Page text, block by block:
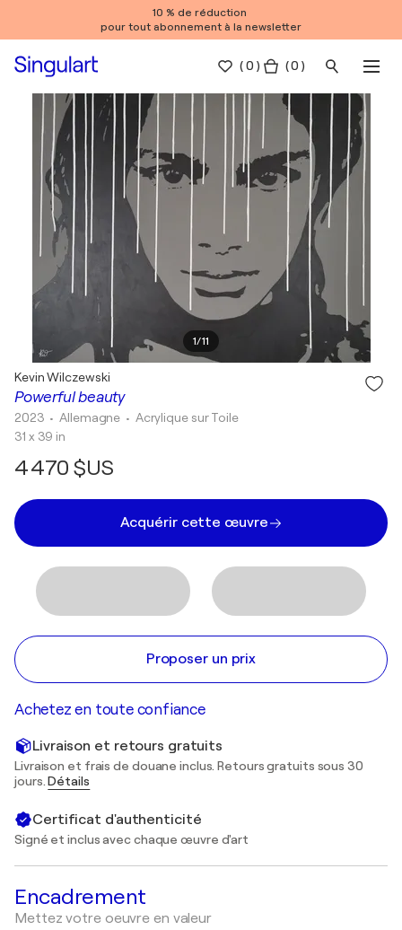
10 % de réduction
pour tout abonnement à la newsletter
(0 ) ( 0 )
1/11
Powerful beauty
Kevin Wilczewski
2023 • Allemagne • Acrylique sur Toile
31 x 39 in
4 470 $US
Acquérir cette œuvre
Proposer un prix
Achetez en toute confiance
Livraison et retours gratuits
Livraison et frais de douane inclus. Retours gratuits sous 30
jours.Détails
Certificat d'authenticité
Signé et inclus avec chaque œuvre d'art
Encadrement
Mettez votre oeuvre en valeur